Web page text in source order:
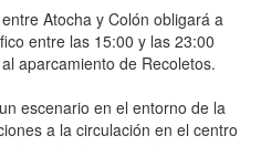
Atocha y Colón obligará a
entre las 15:00 y las 23:00
aparcamiento de Recoletos.
escenario en el entorno de la
a la circulación en el centro